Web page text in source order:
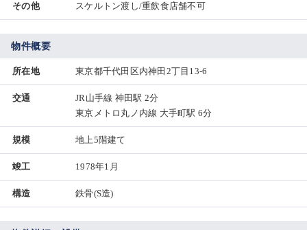
その他 スケルトン渡し/重飲食店舗不可
物件概要
所在地 東京都千代田区内神田2丁目13-6
交通
JR山手線 神田駅 2分
東京メトロ丸ノ内線 大手町駅 6分
規模 地上5階建て
竣工 1978年1月
構造 鉄骨(S造)